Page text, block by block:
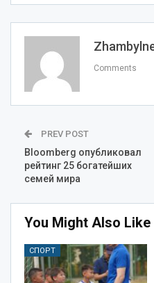
Comments
PREV POST
Bloomberg опубликовал
рейтинг 25 богатейших
семей мира
You Might Also Like
СПОРТ